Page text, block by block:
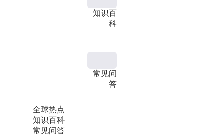
全球热点
知识百科
常见问答
知识百
科
常见问
答